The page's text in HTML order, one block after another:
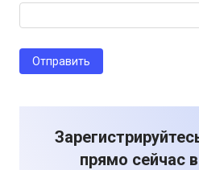
прямо сейчас